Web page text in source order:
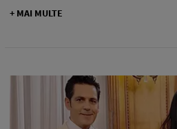
+ MAI MULTE